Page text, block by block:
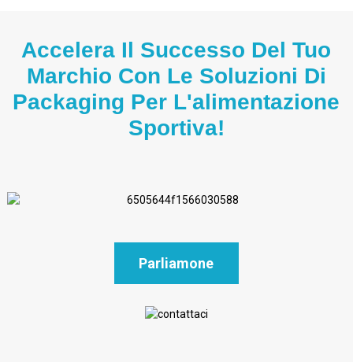
Accelera Il Successo Del Tuo
Marchio Con Le Soluzioni Di
Packaging Per L'alimentazione
Sportiva!
Parliamone